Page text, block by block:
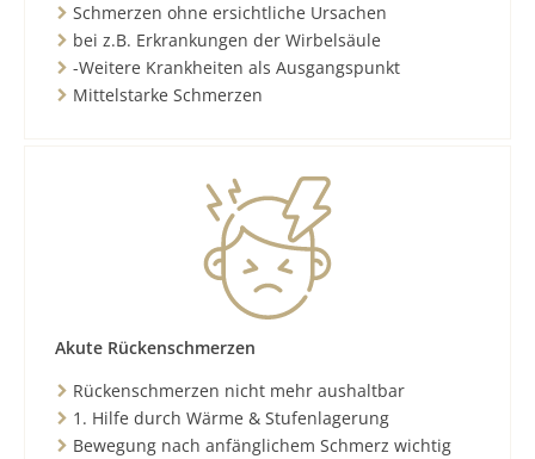
Schmerzen ohne ersichtliche Ursachen
bei z.B. Erkrankungen der Wirbelsäule
-Weitere Krankheiten als Ausgangspunkt
Mittelstarke Schmerzen
Akute Rückenschmerzen
Rückenschmerzen nicht mehr aushaltbar
1. Hilfe durch Wärme & Stufenlagerung
Bewegung nach anfänglichem Schmerz wichtig